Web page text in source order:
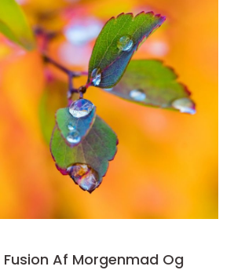
Fusion Af Morgenmad Og